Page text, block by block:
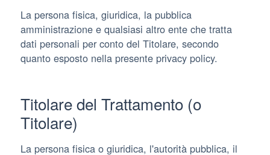
La persona fisica, giuridica, la pubblica
amministrazione e qualsiasi altro ente che tratta
dati personali per conto del Titolare, secondo
quanto esposto nella presente privacy policy.
Titolare del Trattamento (o
Titolare)
La persona fisica o giuridica, l'autorità pubblica, il